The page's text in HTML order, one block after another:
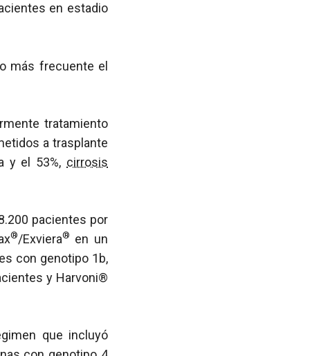
en estadio
más frecuente el
tratamiento
a trasplante
y el 53%, cirrosis
pacientes por
®/Exviera® en un
con genotipo 1b,
y Harvoni®
que incluyó